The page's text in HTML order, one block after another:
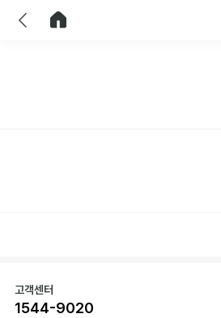
고객센터
1544-9020